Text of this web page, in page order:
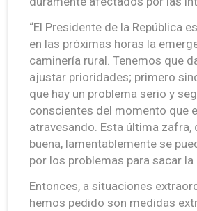
“El Presidente de la República
en las próximas horas la
caminería rural. Tenemos que
ajustar prioridades; primero
que hay un problema serio y
conscientes del momento que
atravesando. Esta última zafra,
buena, lamentablemente se
por los problemas para sacar la
Entonces, a situaciones
hemos pedido son medidas